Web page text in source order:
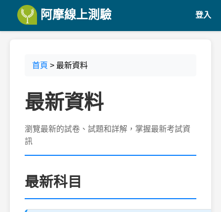
阿摩線上測驗 登入
首頁 > 最新資料
最新資料
瀏覽最新的試卷、試題和詳解，掌握最新考試資
訊
最新科目